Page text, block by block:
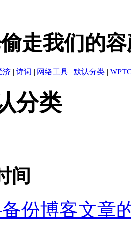
走我们的容
济 | 诗词 | 网络工具 | 默认分类 |
分类
间
份博客文章